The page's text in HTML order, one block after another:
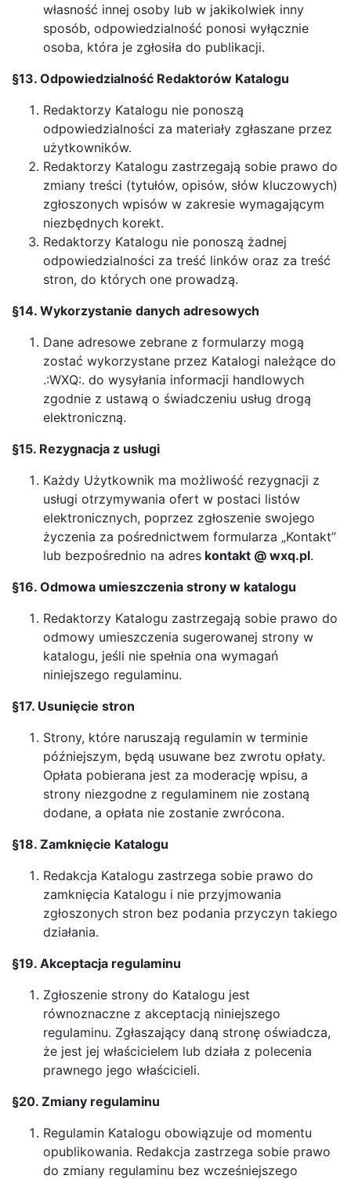
własność innej osoby lub w jakikolwiek inny
sposób, odpowiedzialność ponosi wyłącznie
osoba, która je zgłosiła do publikacji.
§13. Odpowiedzialność Redaktorów Katalogu
Redaktorzy Katalogu nie ponoszą
odpowiedzialności za materiały zgłaszane przez
użytkowników.
Redaktorzy Katalogu zastrzegają sobie prawo do
zmiany treści (tytułów, opisów, słów kluczowych)
zgłoszonych wpisów w zakresie wymagającym
niezbędnych korekt.
Redaktorzy Katalogu nie ponoszą żadnej
odpowiedzialności za treść linków oraz za treść
stron, do których one prowadzą.
§14. Wykorzystanie danych adresowych
Dane adresowe zebrane z formularzy mogą
zostać wykorzystane przez Katalogi należące do
.:WXQ:. do wysyłania informacji handlowych
zgodnie z ustawą o świadczeniu usług drogą
elektroniczną.
§15. Rezygnacja z usługi
Każdy Użytkownik ma możliwość rezygnacji z
usługi otrzymywania ofert w postaci listów
elektronicznych, poprzez zgłoszenie swojego
życzenia za pośrednictwem formularza „Kontakt”
lub bezpośrednio na adres kontakt @ wxq.pl.
§16. Odmowa umieszczenia strony w katalogu
Redaktorzy Katalogu zastrzegają sobie prawo do
odmowy umieszczenia sugerowanej strony w
katalogu, jeśli nie spełnia ona wymagań
niniejszego regulaminu.
§17. Usunięcie stron
Strony, które naruszają regulamin w terminie
późniejszym, będą usuwane bez zwrotu opłaty.
Opłata pobierana jest za moderację wpisu, a
strony niezgodne z regulaminem nie zostaną
dodane, a opłata nie zostanie zwrócona.
§18. Zamknięcie Katalogu
Redakcja Katalogu zastrzega sobie prawo do
zamknięcia Katalogu i nie przyjmowania
zgłoszonych stron bez podania przyczyn takiego
działania.
§19. Akceptacja regulaminu
Zgłoszenie strony do Katalogu jest
równoznaczne z akceptacją niniejszego
regulaminu. Zgłaszający daną stronę oświadcza,
że jest jej właścicielem lub działa z polecenia
prawnego jego właścicieli.
§20. Zmiany regulaminu
Regulamin Katalogu obowiązuje od momentu
opublikowania. Redakcja zastrzega sobie prawo
do zmiany regulaminu bez wcześniejszego